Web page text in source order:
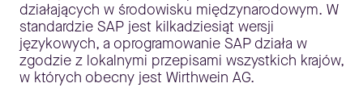
działających w środowisku międzynarodowym. W
standardzie SAP jest kilkadziesiąt wersji
językowych, a oprogramowanie SAP działa w
zgodzie z lokalnymi przepisami wszystkich krajów,
w których obecny jest Wirthwein AG.